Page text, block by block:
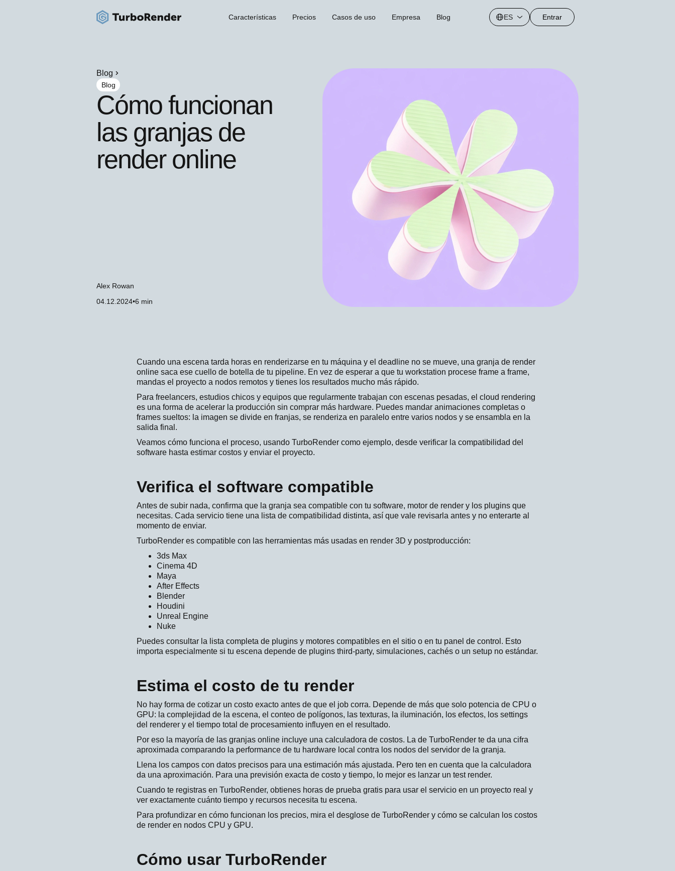
Características Precios Casos de uso Empresa Blog ES Entrar
Blog
Blog
Cómo funcionan
las granjas de
render online
Alex Rowan
04.12.2024•6 min
Cuando una escena tarda horas en renderizarse en tu máquina y el deadline no se mueve, una granja de render
online saca ese cuello de botella de tu pipeline. En vez de esperar a que tu workstation procese frame a frame,
mandas el proyecto a nodos remotos y tienes los resultados mucho más rápido.
Para freelancers, estudios chicos y equipos que regularmente trabajan con escenas pesadas, el cloud rendering
es una forma de acelerar la producción sin comprar más hardware. Puedes mandar animaciones completas o
frames sueltos: la imagen se divide en franjas, se renderiza en paralelo entre varios nodos y se ensambla en la
salida final.
Veamos cómo funciona el proceso, usando TurboRender como ejemplo, desde verificar la compatibilidad del
software hasta estimar costos y enviar el proyecto.
Verifica el software compatible
Antes de subir nada, confirma que la granja sea compatible con tu software, motor de render y los plugins que
necesitas. Cada servicio tiene una lista de compatibilidad distinta, así que vale revisarla antes y no enterarte al
momento de enviar.
TurboRender es compatible con las herramientas más usadas en render 3D y postproducción:
3ds Max
Cinema 4D
Maya
After Effects
Blender
Houdini
Unreal Engine
Nuke
Puedes consultar la lista completa de plugins y motores compatibles en el sitio o en tu panel de control. Esto
importa especialmente si tu escena depende de plugins third-party, simulaciones, cachés o un setup no estándar.
Estima el costo de tu render
No hay forma de cotizar un costo exacto antes de que el job corra. Depende de más que solo potencia de CPU o
GPU: la complejidad de la escena, el conteo de polígonos, las texturas, la iluminación, los efectos, los settings
del renderer y el tiempo total de procesamiento influyen en el resultado.
Por eso la mayoría de las granjas online incluye una calculadora de costos. La de TurboRender te da una cifra
aproximada comparando la performance de tu hardware local contra los nodos del servidor de la granja.
Llena los campos con datos precisos para una estimación más ajustada. Pero ten en cuenta que la calculadora
da una aproximación. Para una previsión exacta de costo y tiempo, lo mejor es lanzar un test render.
Cuando te registras en TurboRender, obtienes horas de prueba gratis para usar el servicio en un proyecto real y
ver exactamente cuánto tiempo y recursos necesita tu escena.
Para profundizar en cómo funcionan los precios, mira el desglose de TurboRender y cómo se calculan los costos
de render en nodos CPU y GPU.
Cómo usar TurboRender